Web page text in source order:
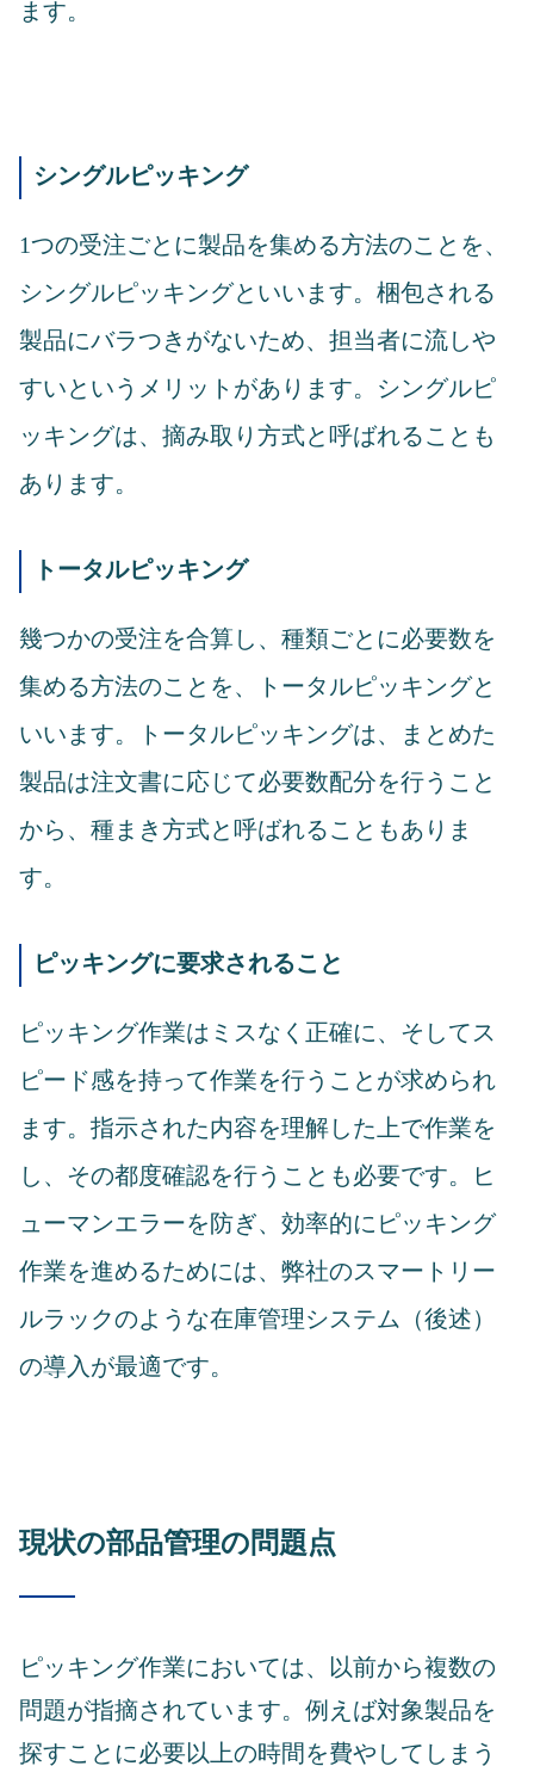
ます。
シングルピッキング
1つの受注ごとに製品を集める方法のことを、
シングルピッキングといいます。梱包される
製品にバラつきがないため、担当者に流しや
すいというメリットがあります。シングルピ
ッキングは、摘み取り方式と呼ばれることも
あります。
トータルピッキング
幾つかの受注を合算し、種類ごとに必要数を
集める方法のことを、トータルピッキングと
いいます。トータルピッキングは、まとめた
製品は注文書に応じて必要数配分を行うこと
から、種まき方式と呼ばれることもありま
す。
ピッキングに要求されること
ピッキング作業はミスなく正確に、そしてス
ピード感を持って作業を行うことが求められ
ます。指示された内容を理解した上で作業を
し、その都度確認を行うことも必要です。ヒ
ューマンエラーを防ぎ、効率的にピッキング
作業を進めるためには、弊社のスマートリー
ルラックのような在庫管理システム（後述）
の導入が最適です。
現状の部品管理の問題点
ピッキング作業においては、以前から複数の
問題が指摘されています。例えば対象製品を
探すことに必要以上の時間を費やしてしまう